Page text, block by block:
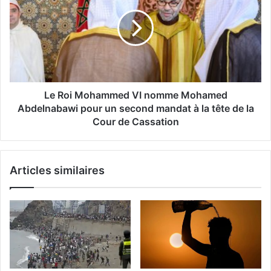
Mohammed
VI
nomme
Mohamed
Abdelnabawi
pour
un
mandat
tête
la
Cassation
Le Roi Mohammed VI nomme Mohamed
Abdelnabawi pour un second mandat à la tête de la
Cour de Cassation
Articles similaires